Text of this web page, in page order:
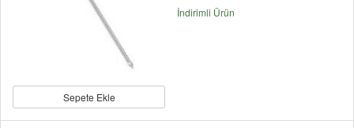
Sepete Ekle
İndirimli Ürün